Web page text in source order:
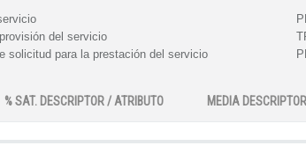
del servicio
solicitud para la prestación del servicio
% SAT. DESCRIPTOR / ATRIBUTO MEDIA